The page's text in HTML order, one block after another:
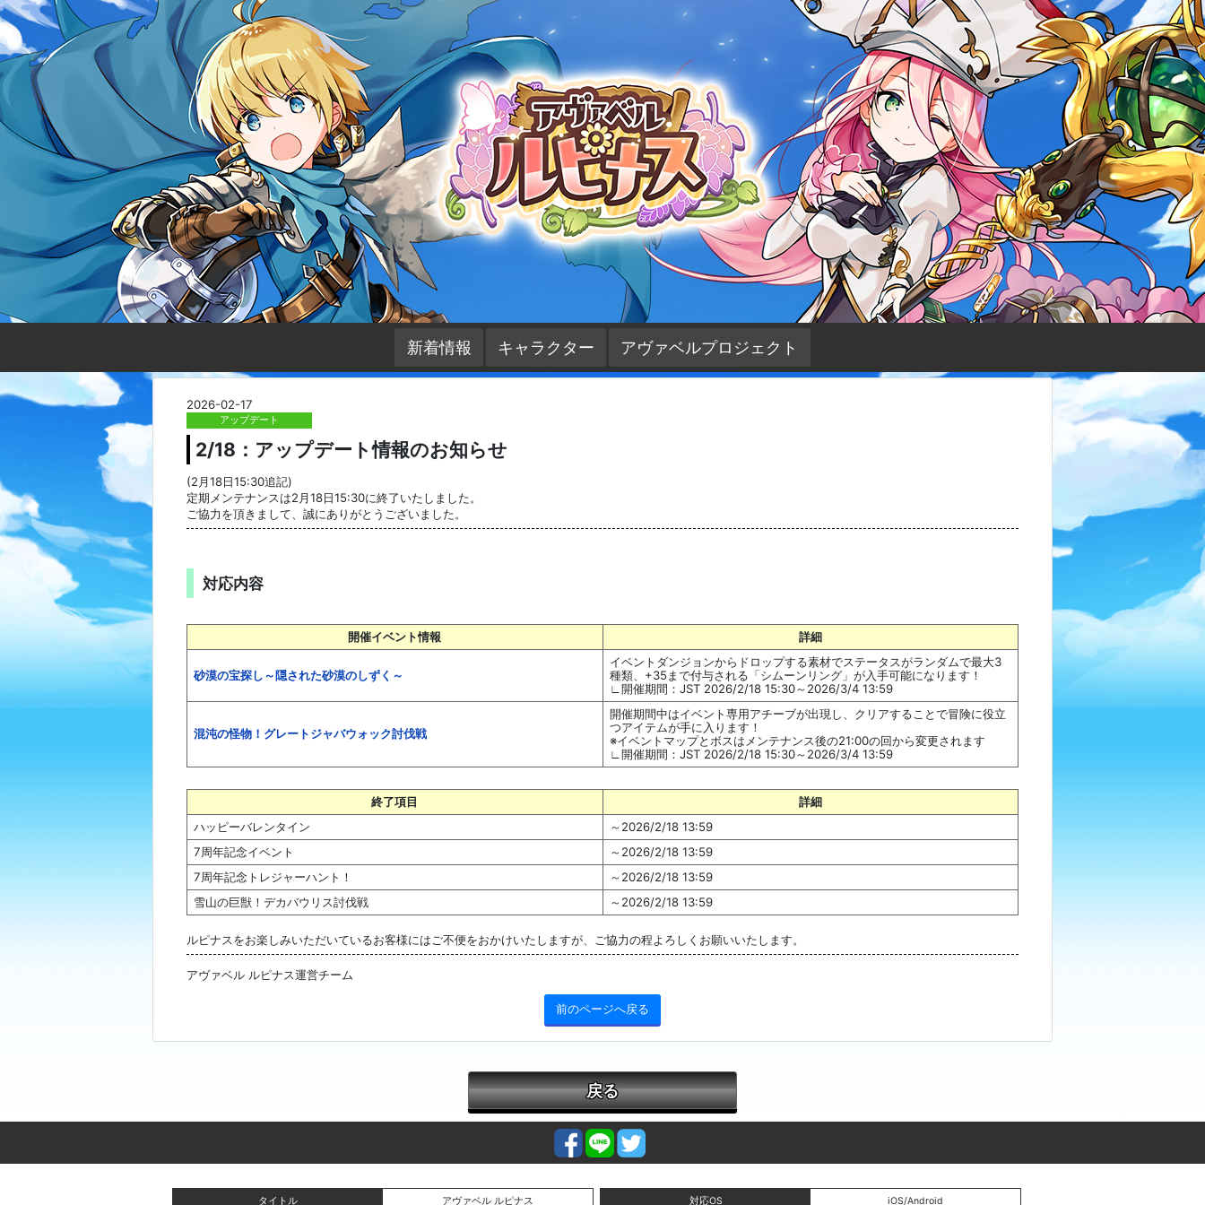
新着情報 キャラクター アヴァベルプロジェクト
2026-02-17
アップデート
2/18：アップデート情報のお知らせ
(2月18日15:30追記)
定期メンテナンスは2月18日15:30に終了いたしました。
ご協力を頂きまして、誠にありがとうございました。
対応内容
開催イベント情報 詳細
砂漠の宝探し～隠された砂漠のしずく～
イベントダンジョンからドロップする素材でステータスがランダムで最大3
種類、+35まで付与される「シムーンリング」が入手可能になります！
∟開催期間：JST 2026/2/18 15:30～2026/3/4 13:59
混沌の怪物！グレートジャバウォック討伐戦
開催期間中はイベント専用アチーブが出現し、クリアすることで冒険に役立
つアイテムが手に入ります！
※イベントマップとボスはメンテナンス後の21:00の回から変更されます
∟開催期間：JST 2026/2/18 15:30～2026/3/4 13:59
終了項目
詳細
ハッピーバレンタイン
～2026/2/18 13:59
7周年記念イベント
～2026/2/18 13:59
7周年記念トレジャーハント！
～2026/2/18 13:59
雪山の巨獣！デカバウリス討伐戦
～2026/2/18 13:59
ルピナスをお楽しみいただいているお客様にはご不便をおかけいたしますが、ご協力の程よろしくお願いいたします。
アヴァベル ルピナス運営チーム
前のページへ戻る
戻る
タイトル アヴァベル ルピナス 対応OS iOS/Android